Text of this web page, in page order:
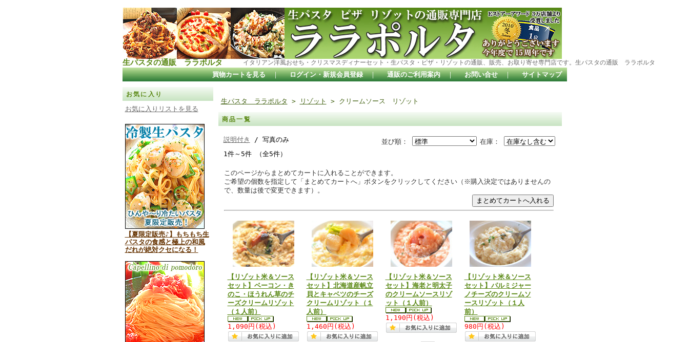
生パスタの通販 ララポルタ イタリアン洋風おせち・クリスマスディナーセット・生パスタ・ピザ・リゾットの通販、販売、お取り寄せ専門店です。生パスタの通販 ララポルタ
買物カートを見る ｜ ログイン・新規会員登録 ｜ 通販のご利用案内 ｜ お問い合せ ｜ サイトマップ
お気に入り
お気に入りリストを見る
【夏限定販売♪】もちもち生
パスタの食感と極上の和風
だれが絶対クセになる！
生パスタ ララポルタ > リゾット > クリームソース リゾット
商品一覧
在庫：
並び順：
説明付き
/ 写真のみ
1件～5件 （全5件）
このページからまとめてカートに入れることができます。
ご希望の個数を指定して「まとめてカートへ」ボタンをクリックしてください（※購入決定ではありませんの
で、数量は後で変更できます）。
【リゾット米＆ソース
セット】ベーコン・き
のこ・ほうれん草のチ
ーズクリームリゾット
（１人前）
1,090円(税込)
【リゾット米＆ソース
セット】北海道産帆立
貝とキャベツのチーズ
クリームリゾット（１
人前）
1,460円(税込)
【リゾット米＆ソース
セット】海老と明太子
のクリームソースリゾ
ット（１人前）
1,190円(税込)
【リゾット米＆ソース
セット】パルミジャー
ノチーズのクリームソ
ースリゾット（１人
前）
980円(税込)